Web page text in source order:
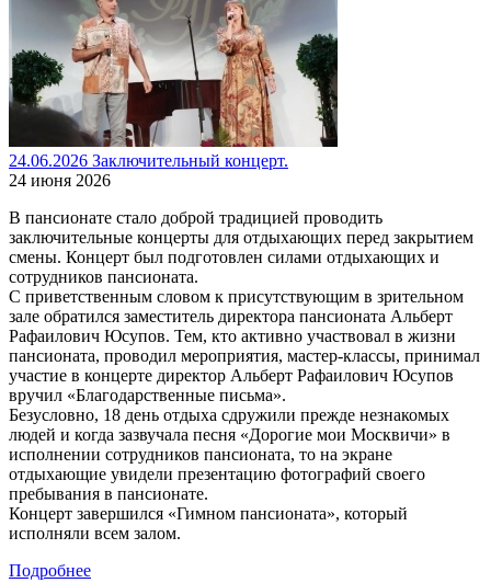
24.06.2026 Заключительный концерт.
24 июня 2026
В пансионате стало доброй традицией проводить
заключительные концерты для отдыхающих перед закрытием
смены. Концерт был подготовлен силами отдыхающих и
сотрудников пансионата.
С приветственным словом к присутствующим в зрительном
зале обратился заместитель директора пансионата Альберт
Рафаилович Юсупов. Тем, кто активно участвовал в жизни
пансионата, проводил мероприятия, мастер-классы, принимал
участие в концерте директор Альберт Рафаилович Юсупов
вручил «Благодарственные письма».
Безусловно, 18 день отдыха сдружили прежде незнакомых
людей и когда зазвучала песня «Дорогие мои Москвичи» в
исполнении сотрудников пансионата, то на экране
отдыхающие увидели презентацию фотографий своего
пребывания в пансионате.
Концерт завершился «Гимном пансионата», который
исполняли всем залом.
Подробнее